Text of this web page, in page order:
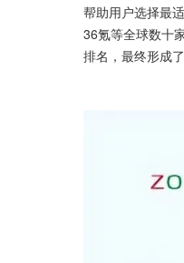
帮助用户选择最
36氪等全球数十
排名，最终形成